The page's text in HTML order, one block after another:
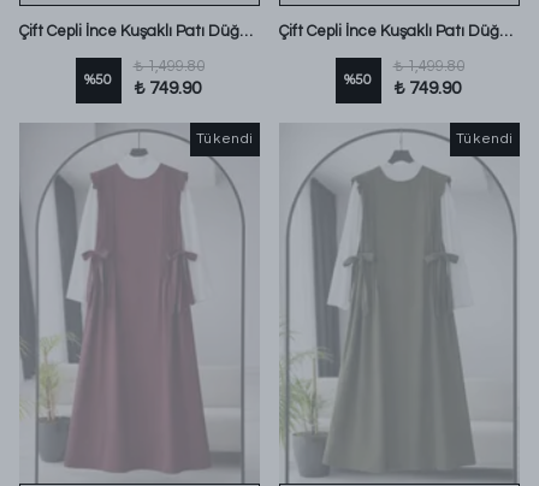
Çift Cepli İnce Kuşaklı Patı Düğmeli Poplin Jile Koyu Bej
%50
₺ 1,499.80
₺ 749.90
Çift Cepli İnce Kuşaklı Patı Düğmeli Poplin Jile Haki
%50
₺ 1,499.80
₺ 749.90
Tükendi Tükendi